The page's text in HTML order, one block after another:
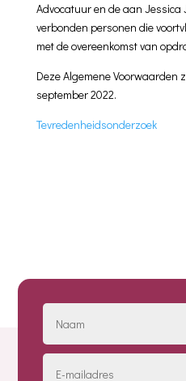
Advocatuur en de aan
verbonden personen die
met de overeenkomst van
Deze Algemene Voorwaarden
september 2022.
Tevredenheidsonderzoek